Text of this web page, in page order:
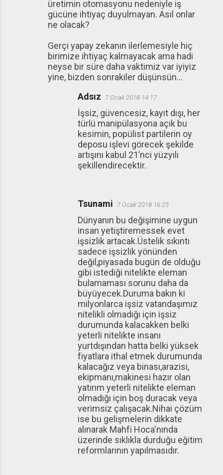
üretimin otomasyonu nedeniyle iş
gücüne ihtiyaç duyulmayan. Asıl onlar
ne olacak?
Gerçi yapay zekanın ilerlemesiyle hiç
birimize ihtiyaç kalmayacak ama hadi
neyse bir süre daha vaktimiz var iyiyiz
yine, bizden sonrakiler düşünsün...
Adsız 7 Ocak 2018 14:17
İşsiz, güvencesiz, kayıt dışı, her
türlü manipülasyona açık bu
kesimin, popülist partilerin oy
deposu işlevi görecek şekilde
artışını kabul 21’nci yüzyılı
şekillendirecektir.
Tsunami 7 Ocak 2018 16:25
Dünyanın bu değişimine uygun
insan yetiştiremessek evet
işsizlik artacak.Üstelik sıkıntı
sadece işsizlik yönünden
değil,piyasada bugün de olduğu
gibi istediği nitelikte eleman
bulamaması sorunu daha da
büyüyecek.Duruma bakın ki
milyonlarca işsiz vatandaşımız
nitelikli olmadığı için işsiz
durumunda kalacakken belki
yeterli nitelikte insanı
yurtdışından hatta belki yüksek
fiyatlara ithal etmek durumunda
kalacağız veya binası,arazisi,
ekipmanı,makinesi hazır olan
yatırım yeterli nitelikte eleman
olmadığı için boş duracak veya
verimsiz çalışacak.Nihai çözüm
ise bu gelişmelerin dikkate
alınarak Mahfi Hoca'nında
üzerinde sıklıkla durduğu eğitim
reformlarının yapılmasıdır.